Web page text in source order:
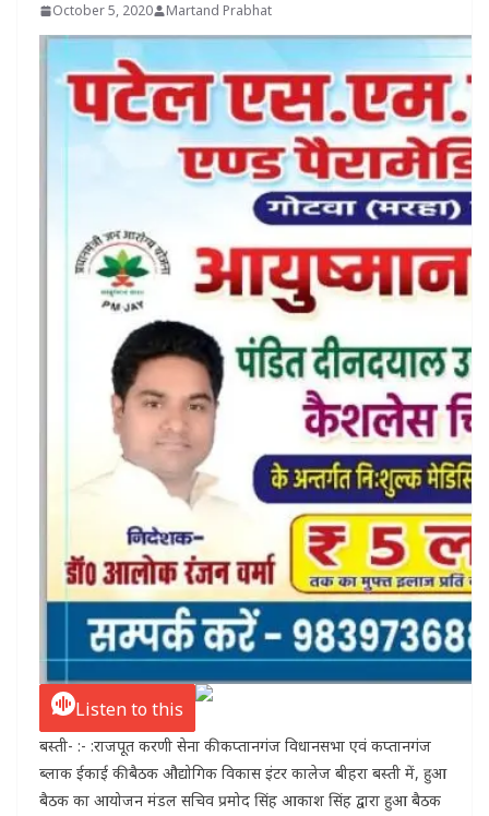
October 5, 2020 Martand Prabhat
Listen to this
बस्ती- :- :राजपूत करणी सेना की कप्तानगंज विधानसभा एवं कप्तानगंज
ब्लाक ईकाई की बैठक औद्योगिक विकास इंटर कालेज बीहरा बस्ती में, हुआ
बैठक का आयोजन मंडल सचिव प्रमोद सिंह आकाश सिंह द्वारा हुआ बैठक